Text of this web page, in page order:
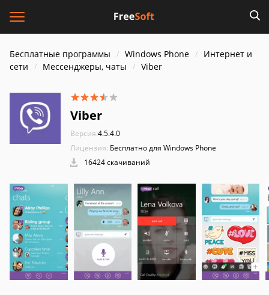
Бесплатные программы Windows Phone
Интернет и
cети
Мессенджеры, чаты Viber
Viber
Версия:4.5.4.0
Лицензия: Бесплатно для Windows Phone
16424 скачиваний